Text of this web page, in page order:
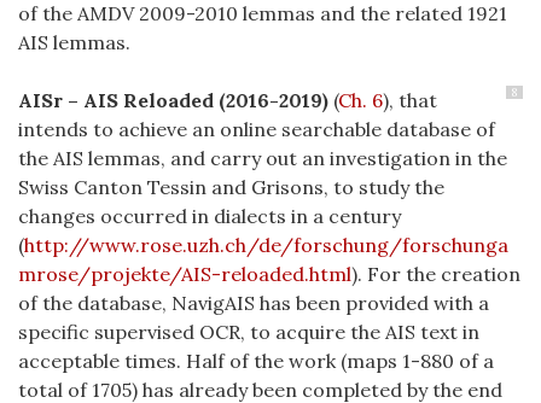
of the AMDV 2009-2010 lemmas and the related 1921
AIS lemmas.
8
AISr – AIS Reloaded (2016-2019) (Ch. 6), that
intends to achieve an online searchable database of
the AIS lemmas, and carry out an investigation in the
Swiss Canton Tessin and Grisons, to study the
changes occurred in dialects in a century
(http://www.rose.uzh.ch/de/forschung/forschunga
mrose/projekte/AIS-reloaded.html). For the creation
of the database, NavigAIS has been provided with a
specific supervised OCR, to acquire the AIS text in
acceptable times. Half of the work (maps 1-880 of a
total of 1705) has already been completed by the end